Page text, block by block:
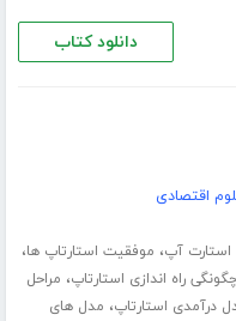
دانلود کتاب
اقتصادی
استارت آپ، موفقیت استارتاپ ها،
چگونگی راه اندازی استارتاپ، مراحل
درآمدی استارتاپ، مدل های